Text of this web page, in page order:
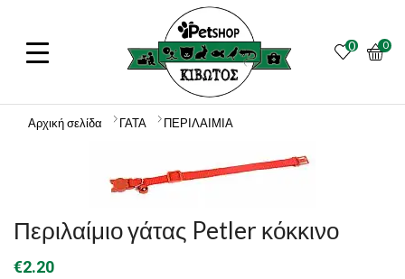
0 0
Αρχική σελίδα ΓΑΤΑ ΠΕΡΙΛΑΙΜΙΑ
Περιλαίμιο γάτας Petler κόκκινο
€2.20